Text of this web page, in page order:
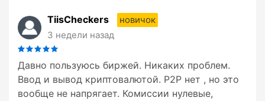
TiisCheckers
новичок
3 недели назад
Давно пользуюсь биржей. Никаких проблем.
Ввод и вывод криптовалютой. P2P нет , но это
вообще не напрягает. Комиссии нулевые,